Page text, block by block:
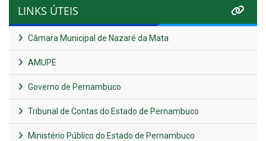
LINKS ÚTEIS
Câmara Municipal de Nazaré da Mata
AMUPE
Governo de Pernambuco
Tribunal de Contas do Estado de Pernambuco
Ministério Público do Estado de Pernambuco